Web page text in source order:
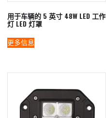
用于车辆的 5 英寸 48W LED 工作
灯 LED 灯罩
更多信息